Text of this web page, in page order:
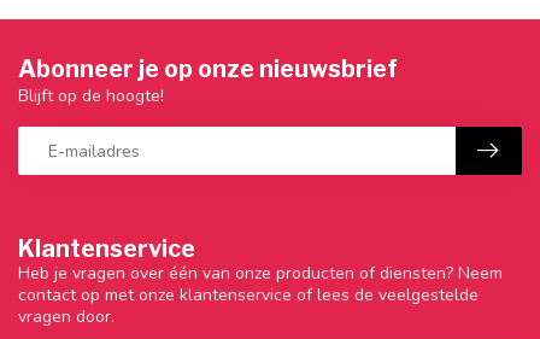
Klantenservice
Heb je vragen over één van onze producten of diensten? Neem
contact op met onze klantenservice of lees de veelgestelde
vragen door.
Abonneer je op onze nieuwsbrief
Blijft op de hoogte!